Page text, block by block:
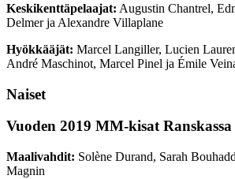
Keskikenttäpelaajat: Augustin Chantrel,
Delmer ja Alexandre Villaplane
Hyökkääjät: Marcel Langiller, Lucien
André Maschinot, Marcel Pinel ja Émile
Naiset
Vuoden 2019 MM-kisat
Maalivahdit: Solène Durand, Sarah
Magnin